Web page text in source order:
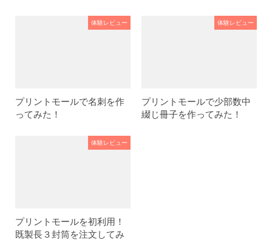
体験レビュー
プリントモールで名刺を作
ってみた！
体験レビュー
プリントモールで少部数中
綴じ冊子を作ってみた！
体験レビュー
プリントモールを初利用！
既製長３封筒を注文してみ